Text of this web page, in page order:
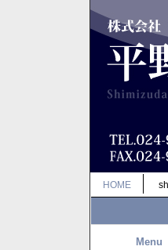
HOME
Menu